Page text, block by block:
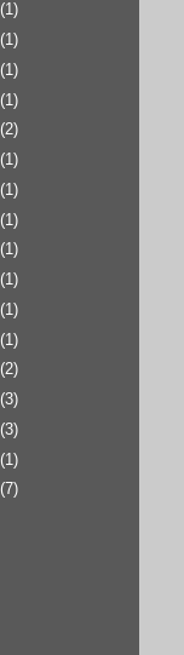
(1)
(1)
(1)
(1)
(2)
(1)
(1)
(1)
(1)
(1)
(1)
(1)
(2)
(3)
(3)
(1)
(7)